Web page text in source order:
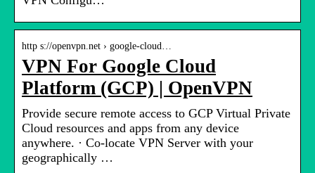
http s://openvpn.net › google-cloud…
VPN For Google Cloud
Platform (GCP) | OpenVPN
Provide secure remote access to GCP Virtual Private
Cloud resources and apps from any device
anywhere. · Co-locate VPN Server with your
geographically …